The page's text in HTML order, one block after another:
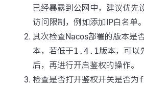
已经暴露到公网中，建议优先
访问限制，例如添加IP白名单。
其次检查Nacos部署的版本是
本，若低于1.4.1版本，可以
后，再进行开启鉴权的操作。
检查是否打开鉴权开关是否为